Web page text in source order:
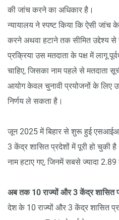
की जांच करने का अधिकार है।
न्यायालय ने स्पष्ट किया कि ऐसी जांच
करने अथवा हटाने तक सीमित उद्देश्य
प्रक्रिया उस मतदाता के पक्ष में लागू
चाहिए, जिसका नाम पहले से मतदाता
आयोग केवल चुनावी प्रयोजनों के लिए
निर्णय ले सकता है।
जून 2025 में बिहार से शुरू हुई
3 केंद्र शासित प्रदेशों में पूरी हो चुकी
नाम हटाए गए, जिनमें सबसे ज्यादा
अब तक 10 राज्यों और 3 केंद्र शासित
देश के 10 राज्यों और 3 केंद्र शासित